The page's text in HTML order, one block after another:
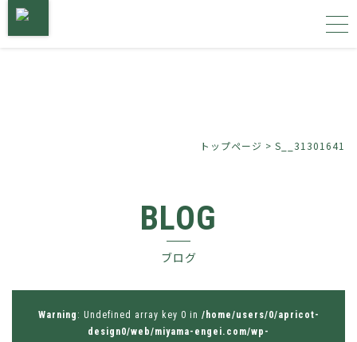
植物図鑑
会社概要
お問い合わせ
トップページ > S__31301641
BLOG
ブログ
Warning : Undefined array key 0 in /home/users/0/apricot-
design0/web/miyama-engei.com/wp-